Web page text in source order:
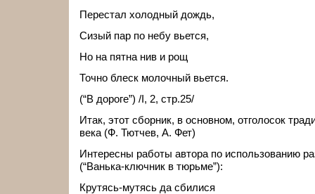
Перестал холодный дождь,
Сизый пар по небу вьется,
Но на пятна нив и рощ
Точно блеск молочный вьется.
(“В дороге”) /I, 2, стр.25/
Итак, этот сборник, в основном, отголосок
века (Ф. Тютчев, А. Фет)
Интересны работы автора по использованию
(“Ванька-ключник в тюрьме”):
Крутясь-мутясь да сбилися